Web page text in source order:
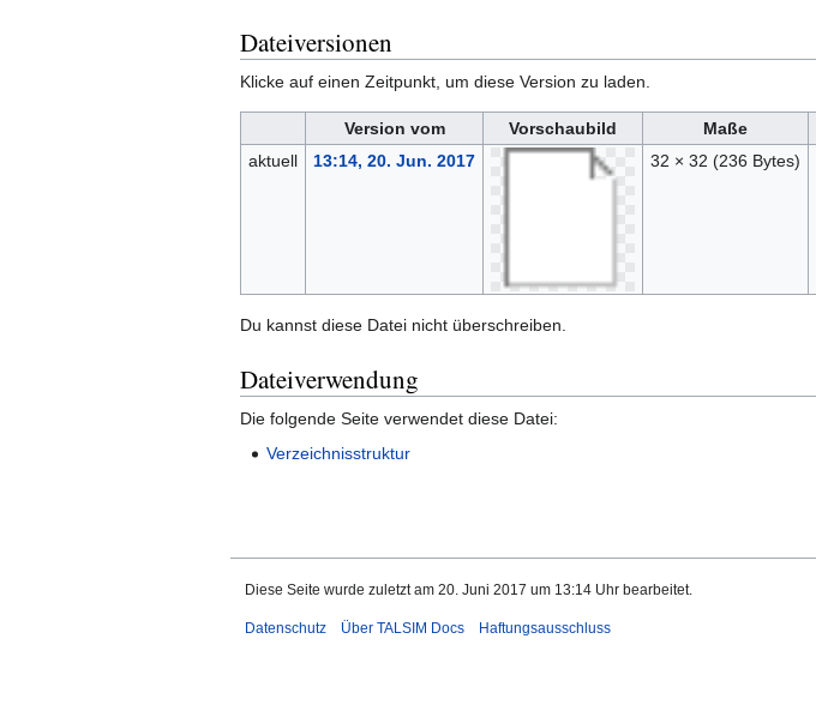
Dateiversionen
Klicke auf einen Zeitpunkt, um diese Version zu laden.
Version vom Vorschaubild Maße
aktuell
13:14, 20. Jun. 2017 32 × 32 (236 Bytes)
Du kannst diese Datei nicht überschreiben.
Dateiverwendung
Die folgende Seite verwendet diese Datei:
Verzeichnisstruktur
Diese Seite wurde zuletzt am 20. Juni 2017 um 13:14 Uhr bearbeitet.
Datenschutz Über TALSIM Docs Haftungsausschluss